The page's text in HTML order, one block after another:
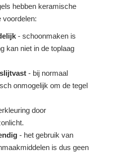
hebben keramische
voordelen:
- schoonmaken is
kan niet in de toplaag
- bij normaal
onmogelijk om de tegel
door
- het gebruik van
is dus geen